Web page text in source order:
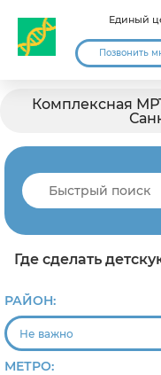
Единый
Позвонить
Комплексная
Где сделать
РАЙОН:
МЕТРО: